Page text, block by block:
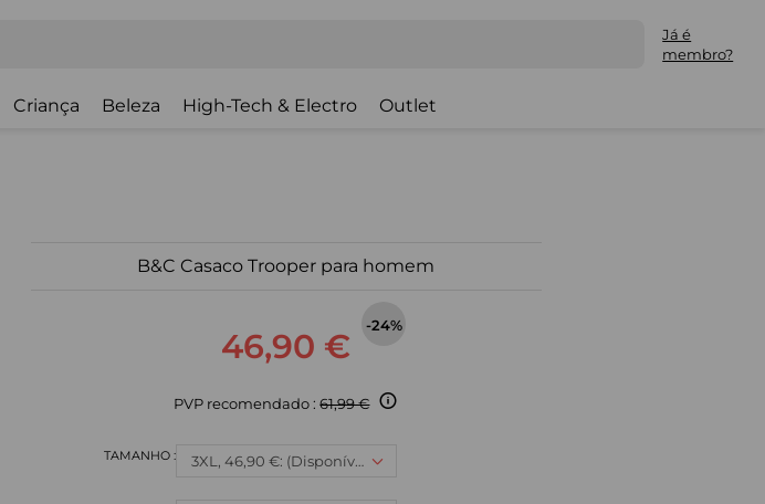
Já é
membro?
Criança Beleza High-Tech & Electro Outlet
B&C Casaco Trooper para homem
46,90 €
-24%
PVP recomendado :61,99 €
3XL, 46,90 €: (Disponível)